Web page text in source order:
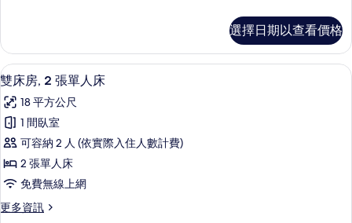
相
片
人
床
的
所
有
相
片
1
張
標
雙
人
床
的
詳
情
選擇日期以查看價格
顯
示
雙
床
房,
2
張
單
雙床房, 2 張單人床 | 書桌、熨斗/熨衣
10
雙床房, 2 張單人床
18 平方公尺
1 間臥室
可容納 2 人 (依實際入住人數計費)
2 張單人床
免費無線上網
更多資訊
更